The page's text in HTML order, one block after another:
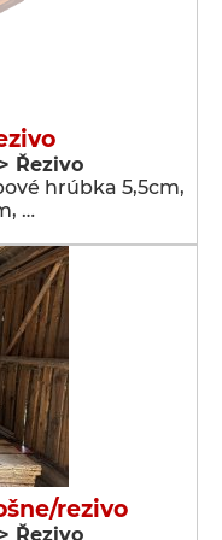
Řezivo
hrúbka 5,5cm,
…
rezivo
Řezivo